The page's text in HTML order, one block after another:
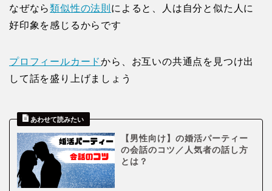
なぜなら類似性の法則 によると、人は自分と似た人に
好印象を感じるからです
プロフィールカードから、お互いの共通点を見つけ出
して話を盛り上げましょう
【男性向け】の婚活パーティー
の会話のコツ／人気者の話し方
とは？